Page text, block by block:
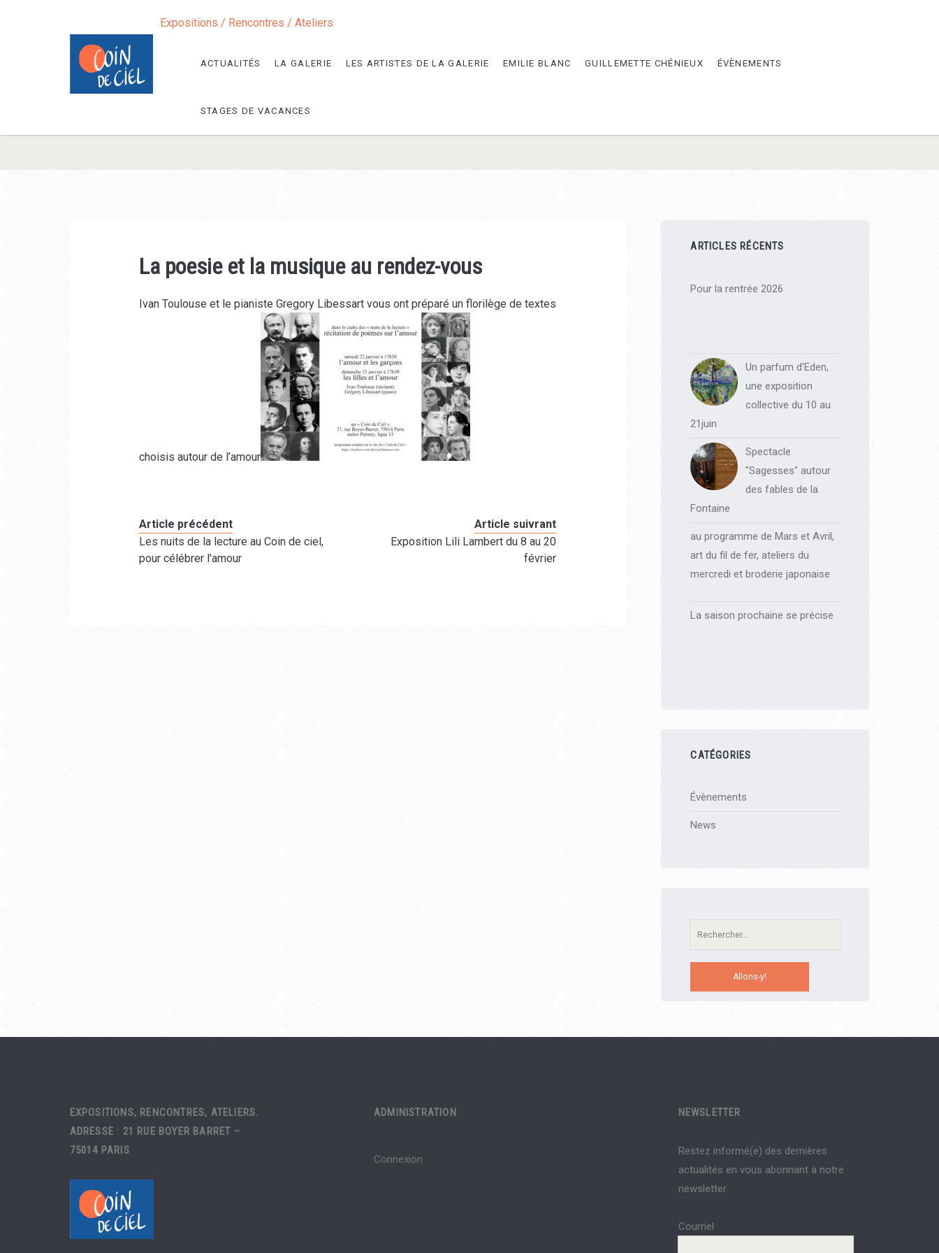
Expositions / Rencontres / Ateliers
ACTUALITÉS LA GALERIE LES ARTISTES DE LA GALERIE EMILIE BLANC GUILLEMETTE CHÉNIEUX ÉVÈNEMENTS
STAGES DE VACANCES
La poesie et la musique au rendez-vous
Ivan Toulouse et le pianiste Gregory Libessart vous ont préparé un florilège de textes
choisis autour de l’amour
Article précédent
Les nuits de la lecture au Coin de ciel,
pour célébrer l’amour
Article suivrant
Exposition Lili Lambert du 8 au 20
février
Barre
principale
ARTICLES RÉCENTS
Pour la rentrée 2026
Un parfum d'Eden,
une exposition
collective du 10 au
21juin
Spectacle
"Sagesses" autour
des fables de la
Fontaine
au programme de Mars et Avril,
art du fil de fer, ateliers du
mercredi et broderie japonaise
La saison prochaine se précise
CATÉGORIES
Évènements
News
Recherche:
EXPOSITIONS, RENCONTRES, ATELIERS.
ADRESSE : 21 RUE BOYER BARRET –
75014 PARIS
ADMINISTRATION
Connexion
NEWSLETTER
Restez informé(e) des dernières
actualités en vous abonnant à notre
newsletter.
Courriel